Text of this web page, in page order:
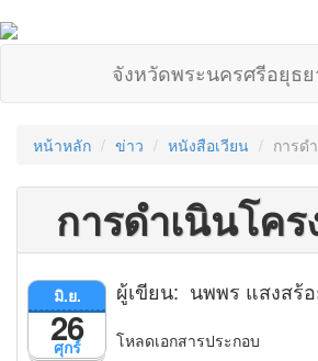
จังหวัดพระนครศรีอยุธย
หน้าหลัก ข่าว หนังสือเวียน การด
การดำเนินโค
ศุกร์
มิ.ย.
26
ผู้เขียน: นพพร แสงสร้
โหลดเอกสารประกอบ